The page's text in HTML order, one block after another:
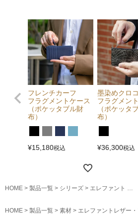
フレンチカーフ
フラグメントケース
（ポケッタブル財
布）
¥15,180税込
墨染めクロ
フラグメン
（ポケッタ
布）
¥36,300税込
HOME 製品一覧 シリーズ エレファント
HOME 製品一覧 素材 エレファントレザー